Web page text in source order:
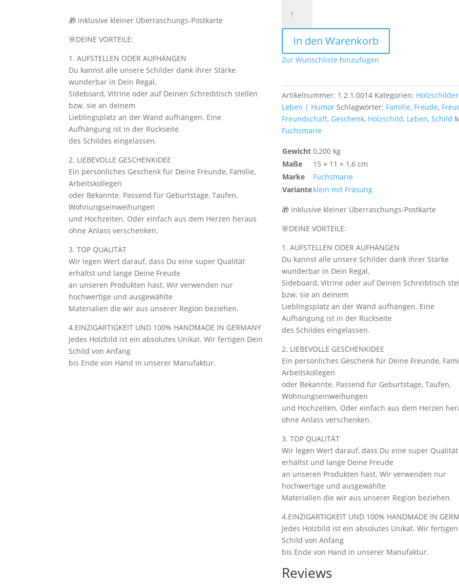
🎁 inklusive kleiner Überraschungs-Postkarte
🌸DEINE VORTEILE:
1. AUFSTELLEN ODER AUFHÄNGEN
Du kannst alle unsere Schilder dank ihrer Stärke
wunderbar in Dein Regal,
Sideboard, Vitrine oder auf Deinen Schreibtisch stellen
bzw. sie an deinem
Lieblingsplatz an der Wand aufhängen. Eine
Aufhängung ist in der Rückseite
des Schildes eingelassen.
2. LIEBEVOLLE GESCHENKIDEE
Ein persönliches Geschenk für Deine Freunde, Familie,
Arbeitskollegen
oder Bekannte. Passend für Geburtstage, Taufen,
Wohnungseinweihungen
und Hochzeiten. Oder einfach aus dem Herzen heraus
ohne Anlass verschenken.
3. TOP QUALITÄT
Wir legen Wert darauf, dass Du eine super Qualität
erhältst und lange Deine Freude
an unseren Produkten hast. Wir verwenden nur
hochwertige und ausgewählte
Materialien die wir aus unserer Region beziehen.
4.EINZIGARTIGKEIT UND 100% HANDMADE IN GERMANY
Jedes Holzbild ist ein absolutes Unikat. Wir fertigen Dein
Schild von Anfang
bis Ende von Hand in unserer Manufaktur.
Zeit
glücklich
zu
Menge
In den Warenkorb
Zur Wunschliste hinzufügen
Artikelnummer: 1.2.1.0014 Kategorien: Holzschilder
Leben | Humor Schlagwörter: Familie, Freude,
Freundschaft, Geschenk, Holzschild, Leben, Schild
Fuchsmarie
Gewicht 0,200 kg
Maße
15 × 11 × 1,6 cm
Marke
Fuchsmarie
Varianteklein mit Fräsung
🎁 inklusive kleiner Überraschungs-Postkarte
🌸DEINE VORTEILE:
1. AUFSTELLEN ODER AUFHÄNGEN
Du kannst alle unsere Schilder dank ihrer Stärke
wunderbar in Dein Regal,
Sideboard, Vitrine oder auf Deinen Schreibtisch
bzw. sie an deinem
Lieblingsplatz an der Wand aufhängen. Eine
Aufhängung ist in der Rückseite
des Schildes eingelassen.
2. LIEBEVOLLE GESCHENKIDEE
Ein persönliches Geschenk für Deine Freunde,
Arbeitskollegen
oder Bekannte. Passend für Geburtstage, Taufen,
Wohnungseinweihungen
und Hochzeiten. Oder einfach aus dem Herzen
ohne Anlass verschenken.
3. TOP QUALITÄT
Wir legen Wert darauf, dass Du eine super Qualität
erhältst und lange Deine Freude
an unseren Produkten hast. Wir verwenden nur
hochwertige und ausgewählte
Materialien die wir aus unserer Region beziehen.
4.EINZIGARTIGKEIT UND 100% HANDMADE IN
Jedes Holzbild ist ein absolutes Unikat. Wir
Schild von Anfang
bis Ende von Hand in unserer Manufaktur.
Reviews